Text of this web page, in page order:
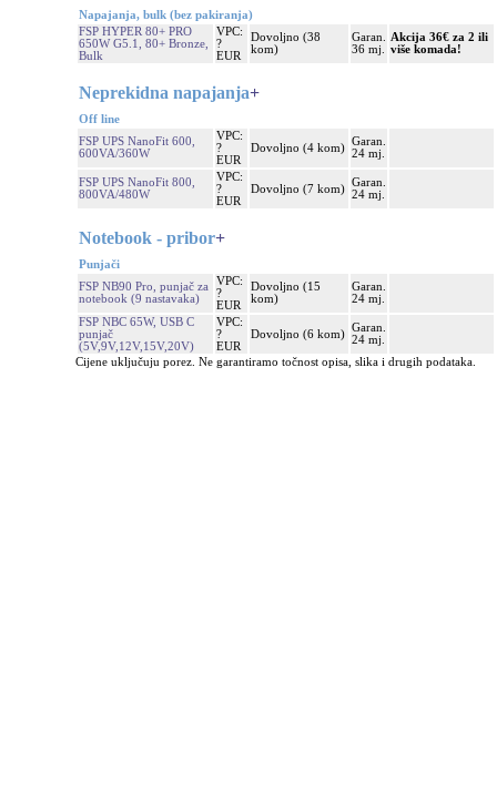
Napajanja, bulk (bez pakiranja)
FSP HYPER 80+ PRO
650W G5.1, 80+ Bronze,
Bulk
VPC:
?
EUR
Dovoljno (38
kom)
Garan.
36 mj.
Akcija 36€ za 2 ili
više komada!
Neprekidna napajanja+
Off line
FSP UPS NanoFit 600,
600VA/360W
VPC:
?
EUR
Dovoljno (4 kom)
Garan.
24 mj.
FSP UPS NanoFit 800,
800VA/480W
VPC:
?
EUR
Dovoljno (7 kom)
Garan.
24 mj.
Notebook - pribor+
Punjači
FSP NB90 Pro, punjač za
notebook (9 nastavaka)
VPC:
?
EUR
Dovoljno (15
kom)
Garan.
24 mj.
FSP NBC 65W, USB C
punjač
(5V,9V,12V,15V,20V)
VPC:
?
EUR
Dovoljno (6 kom)
Garan.
24 mj.
Cijene uključuju porez. Ne garantiramo točnost opisa, slika i drugih podataka.